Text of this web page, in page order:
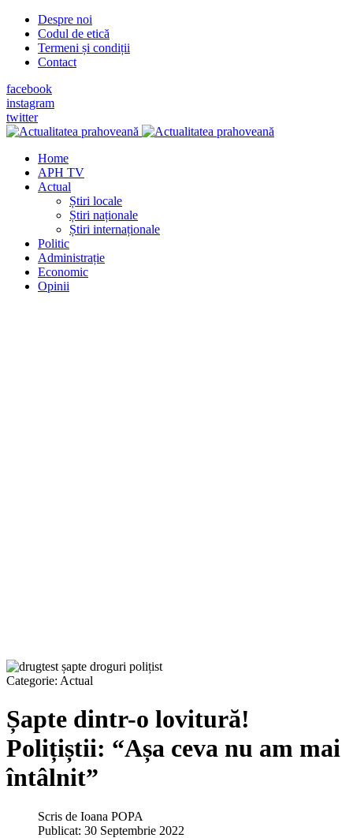
Despre noi
Codul de etică
Termeni și condiții
Contact
facebook
instagram
twitter
Home
APH TV
Actual
Știri locale
Știri naționale
Știri internaționale
Politic
Administrație
Economic
Opinii
Categorie: Actual
Șapte dintr-o lovitură!
Polițiștii: “Așa ceva nu am mai
întâlnit”
Scris de Ioana POPA
Publicat: 30 Septembrie 2022